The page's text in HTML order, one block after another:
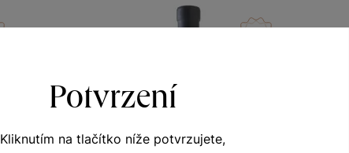
Potvrzení
Kliknutím na tlačítko níže potvrzujete,